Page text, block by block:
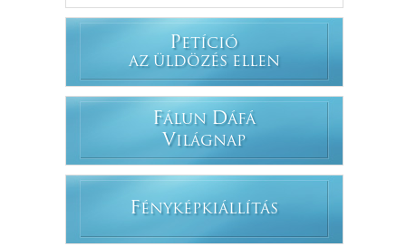
PETÍCIÓ
AZ ÜLDÖZÉS ELLEN
FÁLUN DÁFÁ
VILÁGNAP
FÉNYKÉPKIÁLLÍTÁS